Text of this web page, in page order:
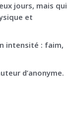
jours, mais qui
et
intensité : faim,
d’anonyme.